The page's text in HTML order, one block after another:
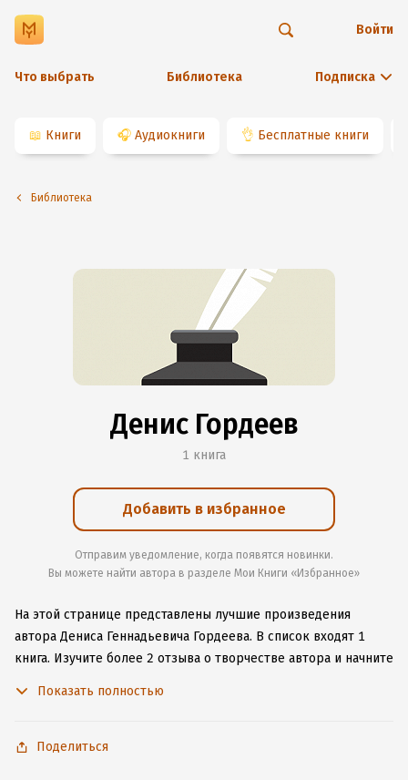
Что выбрать Библиотека Подписка
Войти
📖 Книги 🎧 Аудиокниги 👌 Бесплатные книги
Библиотека
Денис Гордеев
1 книга
Добавить в избранное
Отправим уведомление, когда появятся новинки.
Вы можете найти автора в разделе Мои Книги «Избранное»
На этой странице представлены лучшие произведения
автора Дениса Геннадьевича Гордеева. В список входят 1
книга. Изучите более 2 отзыва о творчестве автора и начните
с любимыми произведениями даже без подключения
Показать полностью
Поделиться